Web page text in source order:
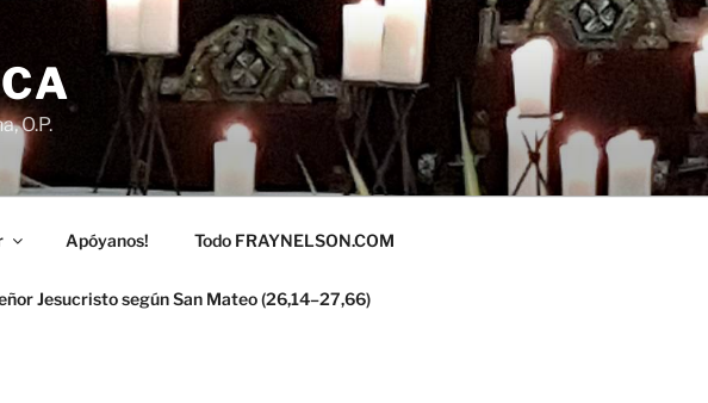
O.P.
Apóyanos! Todo FRAYNELSON.COM
Jesucristo según San Mateo (26,14–27,66)